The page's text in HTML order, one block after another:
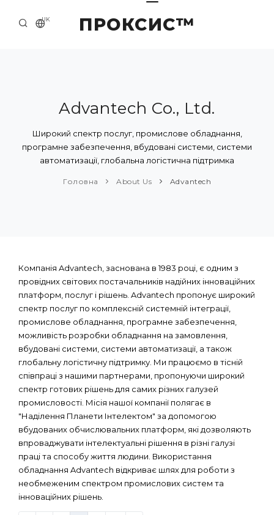
ПРОКСИС™
UK
ПРО НАС
ПРИКЛАДИ ТА РІШЕННЯ
КАТАЛОГ ПРОДУКЦІЇ
Advantech Co., Ltd.
Широкий спектр послуг, промислове обладнання,
програмне забезпечення, вбудовані системи, системи
автоматизації, глобальна логістична підтримка
Головна About Us Advantech
Компанія Advantech, заснована в 1983 році, є одним з
провідних світових постачальників надійних інноваційних
платформ, послуг і рішень. Advantech пропонує широкий
спектр послуг по комплексній системній інтеграції,
промислове обладнання, програмне забезпечення,
можливість розробки обладнання на замовлення,
вбудовані системи, системи автоматизації, а також
глобальну логістичну підтримку. Ми працюємо в тісній
співпраці з нашими партнерами, пропонуючи широкий
спектр готових рішень для самих різних галузей
промисловості. Місія нашої компанії полягає в
"Наділення Планети Інтелектом" за допомогою
вбудованих обчислювальних платформ, які дозволяють
впроваджувати інтелектуальні рішення в різні галузі
праці та способу життя людини. Використання
обладнання Advantech відкриває шлях для роботи з
необмеженим спектром промислових систем та
інноваційних рішень.